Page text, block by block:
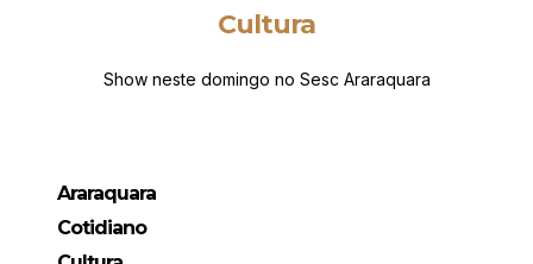
Cultura
Show neste domingo no Sesc Araraquara
Araraquara
Cotidiano